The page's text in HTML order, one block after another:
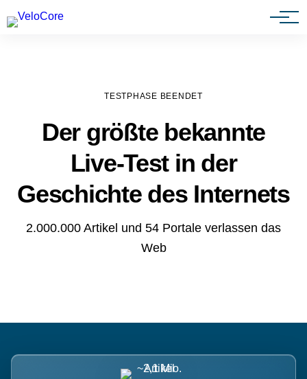
Agenturen & Webdesigner
TESTPHASE BEENDET
Der größte bekannte
Live-Test in der
Geschichte des Internets
2.000.000 Artikel und 54 Portale verlassen das
Web